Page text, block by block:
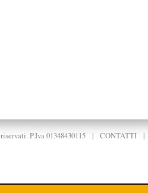
P.Iva 01348430115 |CONTATTI |